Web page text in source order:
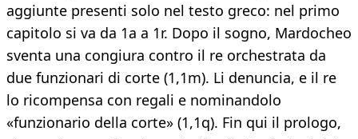
aggiunte presenti solo nel testo greco: nel primo
capitolo si va da 1a a 1r. Dopo il sogno, Mardocheo
sventa una congiura contro il re orchestrata da
due funzionari di corte (1,1m). Li denuncia, e il re
lo ricompensa con regali e nominandolo
«funzionario della corte» (1,1q). Fin qui il prologo,